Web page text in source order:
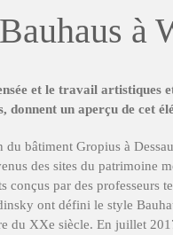
à
et le travail
donnent un aperçu de cet
du bâtiment Gropius à
des sites du patrimoine
conçus par des professeurs
ont défini le style
du XXe siècle. En juillet